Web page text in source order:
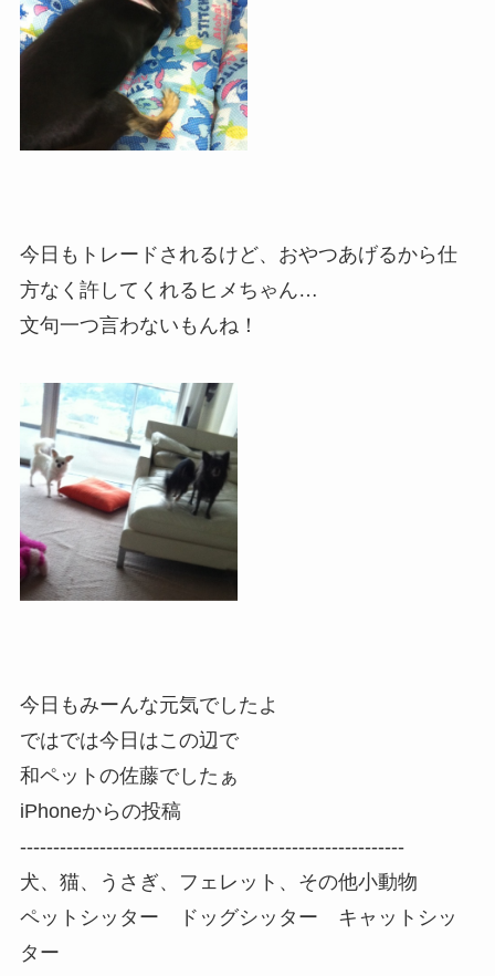
今日もトレードされるけど、おやつあげるから仕
方なく許してくれるヒメちゃん…
文句一つ言わないもんね！
今日もみーんな元気でしたよ
ではでは今日はこの辺で
和ペットの佐藤でしたぁ
iPhoneからの投稿
----------------------------------------------------------
犬、猫、うさぎ、フェレット、その他小動物
ペットシッター ドッグシッター キャットシッ
ター